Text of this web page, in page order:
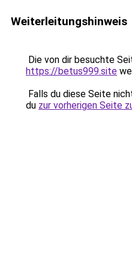
Weiterleitungshinweis
Die von dir besuchte
https://betus999.site
Falls du diese Seite
du zur vorherigen Seite